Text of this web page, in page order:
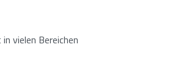
Produktspezifikationen herunterzuladen.
vielen Bereichen